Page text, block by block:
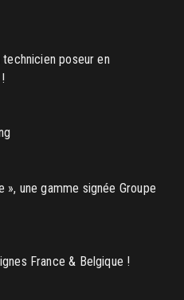
technicien poseur en
», une gamme signée Groupe
France & Belgique !